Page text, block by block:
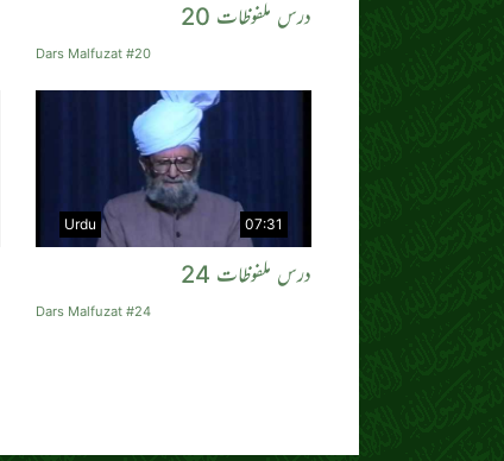
درس ملفوظات 20
Dars Malfuzat #20
07:31
Urdu
درس ملفوظات 24
Dars Malfuzat #24